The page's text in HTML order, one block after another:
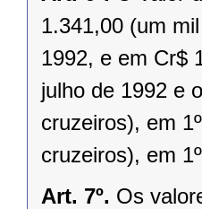
1.341,00 (um
1992, e em Cr$
julho de 1992 e
cruzeiros), em
cruzeiros), em
Art. 7º. Os